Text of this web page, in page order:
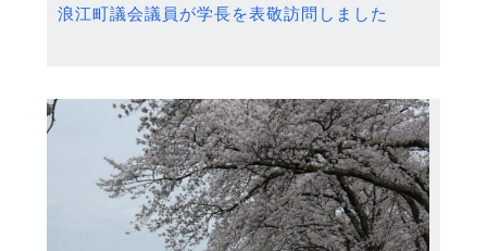
浪江町議会議員が学長を表敬訪問しました